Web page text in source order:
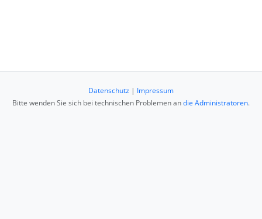
Datenschutz | Impressum
Bitte wenden Sie sich bei technischen Problemen andie Administratoren.